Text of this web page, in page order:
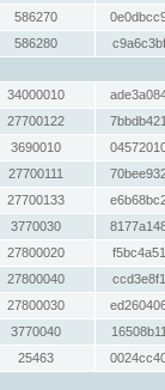
586270
586280
34000010
27700122
3690010
27700111
27700133
3770030
27800020
27800040
27800030
3770040
25463